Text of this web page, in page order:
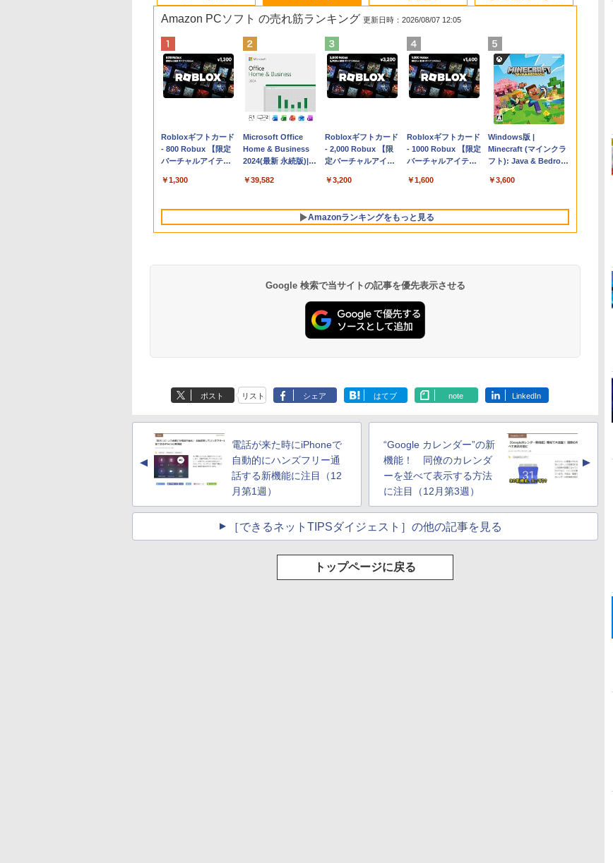
Apple 2026
MacBook Neo A18
Proチップ搭載13イ
AIとApple
Retinaディスプレ
512GB SSD、1080p
￥162,598
tomtoc 360°保護
15.6 16インチ パソコ
ンケース Dell NEC
dynabook Lenovo
￥2,952
Apple 2026
MacBook Air M5チ
ップ搭載13インチノ
Apple Intelligence、
Retinaディスプレ
イ、24GBユニファイ
ドメモリ、1TB SSD
ド、Touch ID - ミッ
ドナイト
￥298,901
【Amazon.co.jp限
定】 HP ノートパソ
コン 15-fd 15.6イン
512GB SSD インテ
￥129,800
FMV ノートパソコン
WE1-K3 (MS 365
Personal/Copilotキー
型/Core i5/16GB/SSD
FMVWK3E15W_AZ
￥139,880
Amazon PCソフト の売れ筋ランキング 更新日時：2026/08/07 12:05
Robloxギフトカード
- 800 Robux 【限定
バーチャルアイテム
ンゲームコード】 ロ
インコード版
￥1,300
Microsoft Office
Home & Business
2024(最新 永続版)|オ
版|Windows11、
￥39,582
Robloxギフトカード
- 2,000 Robux 【限
定バーチャルアイテ
インゲームコード】
ラインコード版
￥3,200
Robloxギフトカード
- 1000 Robux 【限定
バーチャルアイテム
ンゲームコード】 ロ
ンコード版
￥1,600
Windows版 |
Minecraft (マインクラ
フト): Java & Bedrock
ード版
￥3,600
Amazonランキングをもっと見る
￥1,766
出す プロンプトの言
葉 AI画像生成シリー
Labo)
￥480
非エンジニア 初心者
素人 でも安心 使い方
もコンテンツ作成に
非エンジニアのため
のAIコーディング入
門シリーズ
￥99
デザイン入門講座
［第2版］
￥2,326
ードウェア・市販ソフ
トウェアのパーフェク
レータ紹介
￥1,600
7インチディスプレ
イ、色調調節ライ
テリー、広告なし、
ブラック
￥22,980
ない、大きな画面で
読みやすい、6週間持
チディスプレイ電子
ック、16GB、広告な
し
￥16,980
ション (32GB) 7イン
チディスプレイ、明
調節ライト、12週間
告なし、メタリック
ブラック
￥27,980
トレージ、防水、7イ
ンチカラーディスプ
ト、最大8週間持続バ
し、ブラック (2025
年発売)
￥31,980
インチカラーディスプ
レイ、64GBストレー
明るさ自動調整、色調
調節ライト、プレミア
ムペン付き、グラファ
イト
￥115,980
Google 検索で当サイトの記事を優先表示させる
ポスト リスト シェア はてブ note LinkedIn
▲
電話が来た時にiPhoneで
自動的にハンズフリー通
話する新機能に注目（12
月第1週）
“Google カレンダー”の新
機能！ 同僚のカレンダ
ーを並べて表示する方法
に注目（12月第3週）
▲
［できるネットTIPSダイジェスト］の他の記事を見る
トップページに戻る